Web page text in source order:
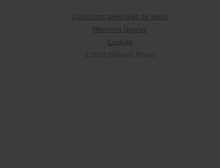
Conditions générales de vente
Mentions légales
Cookies